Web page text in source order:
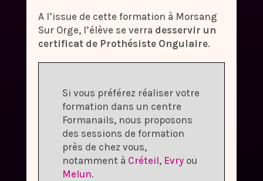
A l’issue de cette formation à Morsang
Sur Orge, l’élève se verra desservir un
certificat de Prothésiste Ongulaire.
Si vous préférez réaliser votre
formation dans un centre
Formanails, nous proposons
des sessions de formation
près de chez vous,
notamment à Créteil, Evryou
Melun.